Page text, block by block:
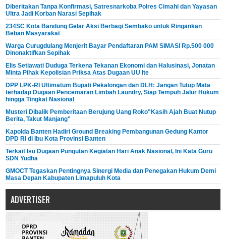
Diberitakan Tanpa Konfirmasi, Satresnarkoba Polres Cimahi dan Yayasan
Ultra Jadi Korban Narasi Sepihak
234SC Kota Bandung Gelar Aksi Berbagi Sembako untuk Ringankan
Beban Masyarakat
Warga Curugdulang Menjerit Bayar Pendaftaran PAM SIMASI Rp.500 000
Dinonaktifkan Sepihak
Elis Setiawati Duduga Terkena Tekanan Ekonomi dan Halusinasi, Jonatan
Minta Pihak Kepolisian Priksa Atas Dugaan UU Ite
DPP LPK-RI Ultimatum Bupati Pekalongan dan DLH: Jangan Tutup Mata
terhadap Dugaan Pencemaran Limbah Laundry, Siap Tempuh Jalur Hukum
hingga Tingkat Nasional
Musteri Dibalik Pemberitaan Berujung Uang Roko"Kasih Ajah Buat Nutup
Berita, Takut Manjang"
Kapolda Banten Hadiri Ground Breaking Pembangunan Gedung Kantor
DPD RI di Ibu Kota Provinsi Banten
Terkait Isu Dugaan Pungutan Kegiatan Hari Anak Nasional, Ini Kata Guru
SDN Yudha
GMOCT Tegaskan Pentingnya Sinergi Media dan Penegakan Hukum Demi
Masa Depan Kabupaten Limapuluh Kota
ADVERTISER